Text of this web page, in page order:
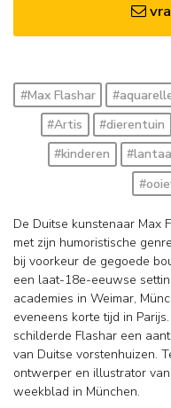
#Max Flashar
#Artis
#dierentuin
#kinderen
De Duitse kunstenaar Max
met zijn humoristische
bij voorkeur de gegoede
een laat-18e-eeuwse
academies in Weimar,
eveneens korte tijd in
schilderde Flashar een
van Duitse vorstenhuizen.
ontwerper en illustrator
weekblad in München.